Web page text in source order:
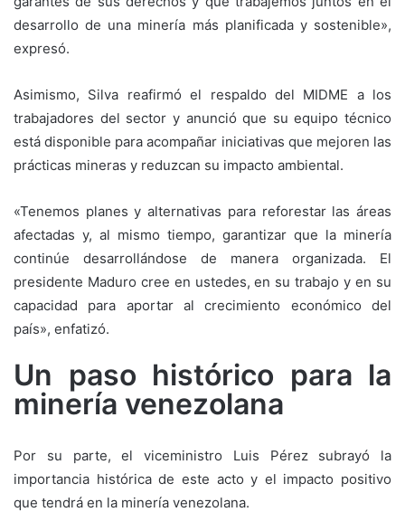
desarrollo de una minería más planificada y sostenible»,
expresó.
Asimismo, Silva reafirmó el respaldo del MIDME a los
trabajadores del sector y anunció que su equipo técnico
está disponible para acompañar iniciativas que mejoren las
prácticas mineras y reduzcan su impacto ambiental.
«Tenemos planes y alternativas para reforestar las áreas
afectadas y, al mismo tiempo, garantizar que la minería
continúe desarrollándose de manera organizada. El
presidente Maduro cree en ustedes, en su trabajo y en su
capacidad para aportar al crecimiento económico del
país», enfatizó.
Un paso histórico para la
minería venezolana
Por su parte, el viceministro Luis Pérez subrayó la
importancia histórica de este acto y el impacto positivo
que tendrá en la minería venezolana.